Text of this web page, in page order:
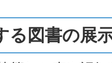
る図書の展